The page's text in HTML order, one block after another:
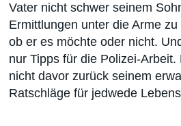
Vater nicht schwer seinem
Ermittlungen unter die Arme
ob er es möchte oder nicht.
nur Tipps für die Polizei-Arbeit.
nicht davor zurück seinem
Ratschläge für jedwede